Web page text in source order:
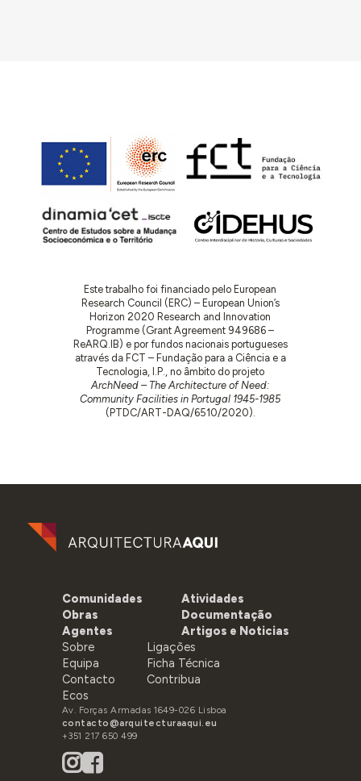
Este trabalho foi financiado pelo European
Research Council (ERC) – European Union’s
Horizon 2020 Research and Innovation
Programme (Grant Agreement 949686 –
ReARQ.IB) e por fundos nacionais portugueses
através da FCT – Fundação para a Ciência e a
Tecnologia, I.P., no âmbito do projeto
ArchNeed – The Architecture of Need:
Community Facilities in Portugal 1945-1985
(PTDC/ART-DAQ/6510/2020).
Comunidades
Obras
Agentes
Atividades
Documentação
Artigos e Noticias
Sobre
Equipa
Contacto
Ecos
Ligações
Ficha Técnica
Contribua
Av. Forças Armadas 1649-026 Lisboa
contacto@arquitecturaaqui.eu
+351 217 650 499